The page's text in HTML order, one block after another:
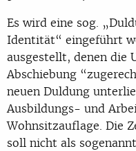
Es wird eine sog.
Identität“ eingeführt
ausgestellt, denen die
Abschiebung
neuen Duldung
Ausbildungs- und
Wohnsitzauflage. Die
soll nicht als